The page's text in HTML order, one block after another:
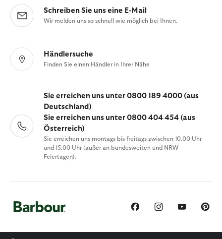
Schreiben Sie uns eine E-Mail
Wir melden uns so schnell wie möglich bei Ihnen.
Händlersuche
Finden Sie einen Händler in Ihrer Nähe
Sie erreichen uns unter 0800 189 4000 (aus
Deutschland)
Sie erreichen uns unter 0800 404 454 (aus
Österreich)
Sie erreichen uns montags bis freitags zwischen 10.00 Uhr
und 15.00 Uhr (außer an bundesweiten und NRW-
Feiertagen).